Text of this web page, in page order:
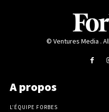
© Ventures Media .
A propos
L’ÉQUIPE FORBES